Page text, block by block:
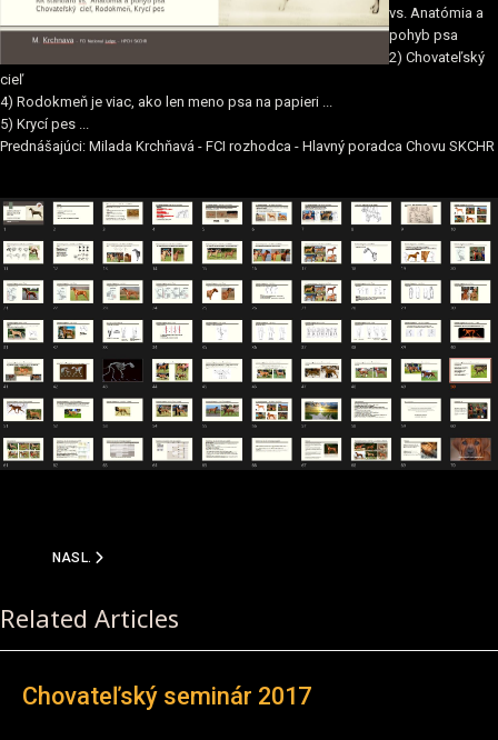
vs. Anatómia a
pohyb psa
2) Chovateľský
cieľ
4) Rodokmeň je viac, ako len meno psa na papieri ...
5) Krycí pes ...
Prednášajúci: Milada Krchňavá - FCI rozhodca - Hlavný poradca Chovu SKCHR
NASLEDUJÚCI ČLÁNOK: CHOVATEĽSKÝ SEMINÁR 2017
NASL.
Related Articles
Chovateľský seminár 2017